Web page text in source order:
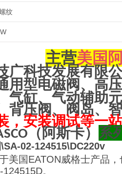
纹
主营美国
广科技发展有限
用型电磁阀、高压
气缸、气动辅助
背压阀、阀岛、
，安装调试等一
（阿斯卡） 系
02-124515\DC220v
美国EATON威格士产品
。